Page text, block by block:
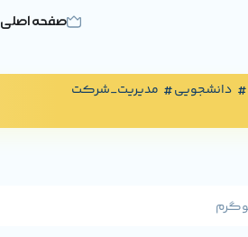
صفحه اصلی
دانشجویی مدیریت_شرکت